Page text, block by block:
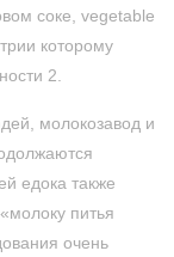
соке, vegetable
которому
2.
молокозавод и
едока также
питья
очень